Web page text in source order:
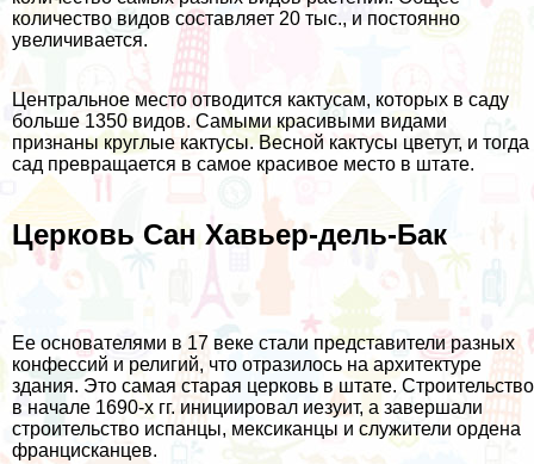
количество видов составляет 20 тыс., и постоянно
увеличивается.
Центральное место отводится кактусам, которых в саду
больше 1350 видов. Самыми красивыми видами
признаны круглые кактусы. Весной кактусы цветут, и тогда
сад превращается в самое красивое место в штате.
Церковь Сан Хавьер-дель-Бак
Ее основателями в 17 веке стали представители разных
конфессий и религий, что отразилось на архитектуре
здания. Это самая старая церковь в штате. Строительство
в начале 1690-х гг. инициировал иезуит, а завершали
строительство испанцы, мексиканцы и служители ордена
францисканцев.